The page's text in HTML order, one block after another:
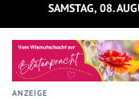
SAMSTAG, 08.
ANZEIGE